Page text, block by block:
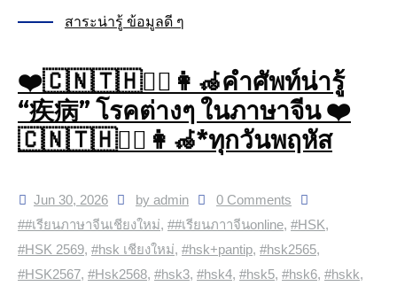
สาระน่ารู้ ข้อมูลดี ๆ
❤️🇨🇳🇹🇭🧑‍⚕️👩‍🦽คำศัพท์น่ารู้
“疾病” โรคต่างๆ ในภาษาจีน ❤️
🇨🇳🇹🇭🧑‍⚕️👩‍🦽*ทุกวันพฤหัส
Jun 30, 2026 by admin
0 Comments
##เรียนภาษาจีนเชียงใหม่, ##เรียนภาาจีนonline, #HSK,
#HSK 2569, #hsk เชียงใหม่, #hsk+pantip, #hsk2565,
#HSK2567, #Hsk2568, #hsk3, #hsk4, #hsk5, #hsk6, #hskk,